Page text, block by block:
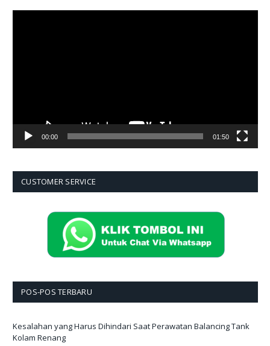
00:00 01:50
CUSTOMER SERVICE
POS-POS TERBARU
Kesalahan yang Harus Dihindari Saat Perawatan Balancing Tank
Kolam Renang